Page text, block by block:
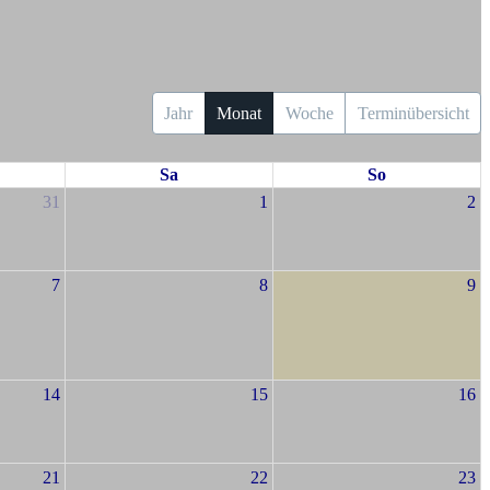
Jahr Monat Woche Terminübersicht
Sa
So
31
1 2
7 8 9
14 15 16
21 22 23